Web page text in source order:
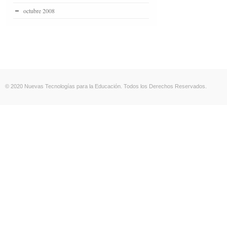
octubre 2008
© 2020 Nuevas Tecnologías para la Educación. Todos los Derechos Reservados.